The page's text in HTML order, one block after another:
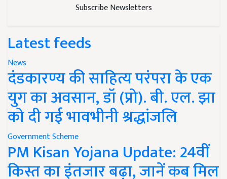
Subscribe Newsletters
Latest feeds
News
दंडकारण्य की साहित्य परंपरा के एक
युग का अवसान, डॉ (प्रो). बी. एल. झा
को दी गई भावभीनी श्रद्धांजलि
Government Scheme
PM Kisan Yojana Update: 24वीं
किस्त का इंतजार बढ़ा, जानें कब मिल